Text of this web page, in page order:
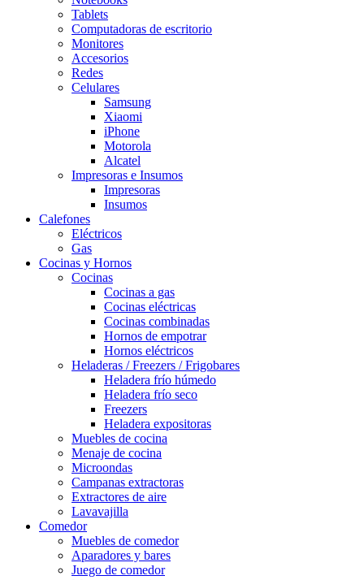
Tablets
Computadoras de escritorio
Monitores
Accesorios
Redes
Celulares
Samsung
Xiaomi
iPhone
Motorola
Alcatel
Impresoras e Insumos
Impresoras
Insumos
Calefones
Eléctricos
Gas
Cocinas y Hornos
Cocinas
Cocinas a gas
Cocinas eléctricas
Cocinas combinadas
Hornos de empotrar
Hornos eléctricos
Heladeras / Freezers / Frigobares
Heladera frío húmedo
Heladera frío seco
Freezers
Heladera expositoras
Muebles de cocina
Menaje de cocina
Microondas
Campanas extractoras
Extractores de aire
Lavavajilla
Comedor
Muebles de comedor
Aparadores y bares
Juego de comedor